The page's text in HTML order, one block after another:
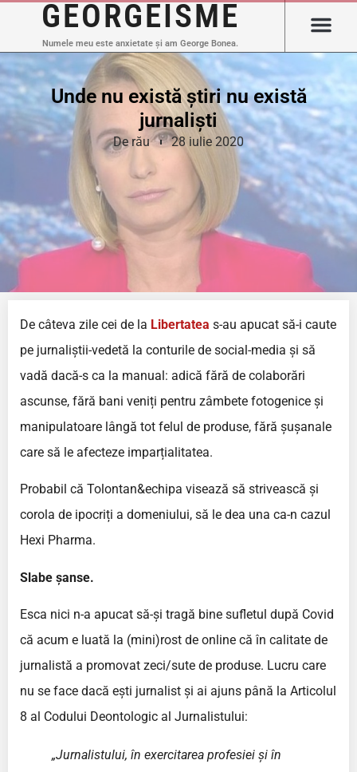
GEORGEISME
Numele meu este anxietate și am George Bonea.
Unde nu există știri nu există
jurnaliști
De rău 28 iulie 2020
De câteva zile cei de la Libertatea s-au apucat să-i caute
pe jurnaliștii-vedetă la conturile de social-media și să
vadă dacă-s ca la manual: adică fără de colaborări
ascunse, fără bani veniți pentru zâmbete fotogenice și
manipulatoare lângă tot felul de produse, fără șușanale
care să le afecteze imparțialitatea.
Probabil că Tolontan&echipa visează să strivească și
corola de ipocriți a domeniului, să le dea una ca-n cazul
Hexi Pharma.
Slabe șanse.
Esca nici n-a apucat să-și tragă bine sufletul după Covid
că acum e luată la (mini)rost de online că în calitate de
jurnalistă a promovat zeci/sute de produse. Lucru care
nu se face dacă ești jurnalist și ai ajuns până la Articolul
8 al Codului Deontologic al Jurnalistului:
„Jurnalistului, în exercitarea profesiei și în